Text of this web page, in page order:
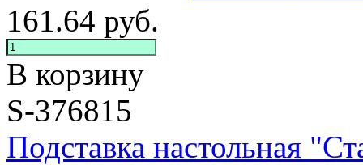
161.64 руб.
В корзину
S-376815
Подставка настольная